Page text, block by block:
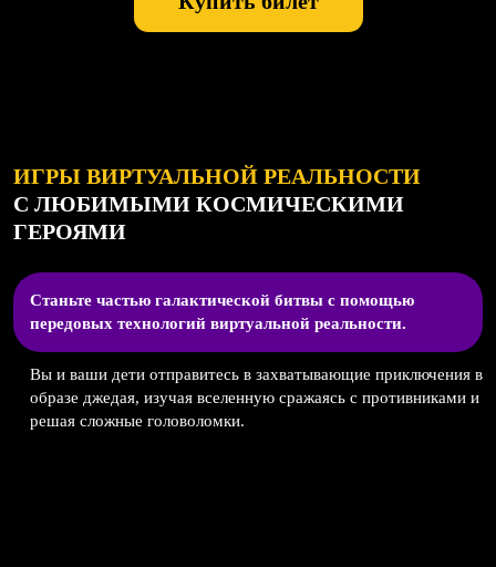
ИГРЫ ВИРТУАЛЬНОЙ РЕАЛЬНОСТИ
С ЛЮБИМЫМИ КОСМИЧЕСКИМИ
ГЕРОЯМИ
Станьте частью галактической битвы с помощью
передовых технологий виртуальной реальности.
Вы и ваши дети отправитесь в захватывающие приключения в
образе джедая, изучая вселенную сражаясь с противниками и
решая сложные головоломки.